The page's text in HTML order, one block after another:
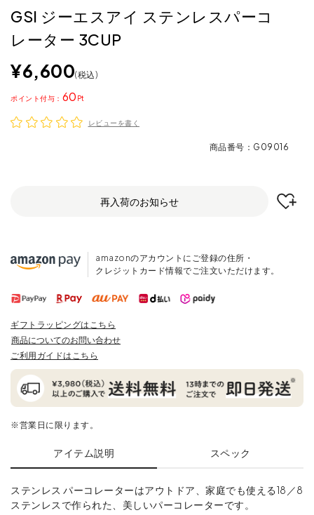
GSI ジーエスアイ ステンレスパーコ
レーター 3CUP
¥6,600 税込
60
ポイント
レビューを書く
商品番号 G09016
再入荷のお知らせ
amazonのアカウントにご登録の住所・
クレジットカード情報でご注文いただけます。
ギフトラッピングはこちら
商品についてのお問い合わせ
ご利用ガイドはこちら
※営業日に限ります。
アイテム説明 スペック
ステンレス パーコレーターはアウトドア、家庭でも使える18／8
ステンレスで作られた、美しいパーコレーターです。